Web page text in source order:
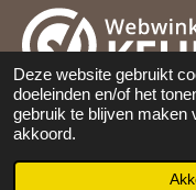
Deze website gebruikt
doeleinden en/of het
gebruik te blijven maken
akkoord.
©2026Maison 105